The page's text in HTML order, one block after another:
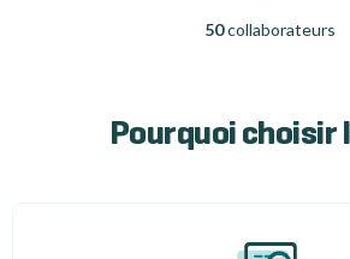
50collaborateurs
Pourquoi choisir